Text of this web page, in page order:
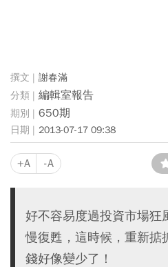
謝春滿
編輯室報告
650期
2013-07-17 09:38
+A -A
好不容易度過投資市場狂
慢復甦，這時候，重新掂
錢好像變少了！